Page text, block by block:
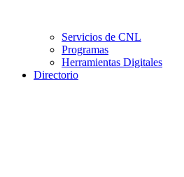
Servicios de CNL
Programas
Herramientas Digitales
Directorio